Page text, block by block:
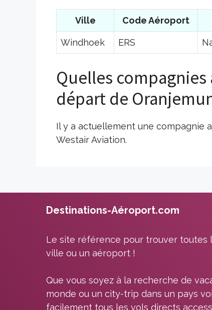
Ville Code Aéroport
Windhoek ERS
Quelles
départ de
Il y a actuellement une compagnie
Westair Aviation.
Destinations-Aéroport.com
Le site référence pour trouver toutes
ville ou un aéroport !
Que vous soyez à la recherche de
monde ou un city-trip dans un pays
facilement tous les vols directs